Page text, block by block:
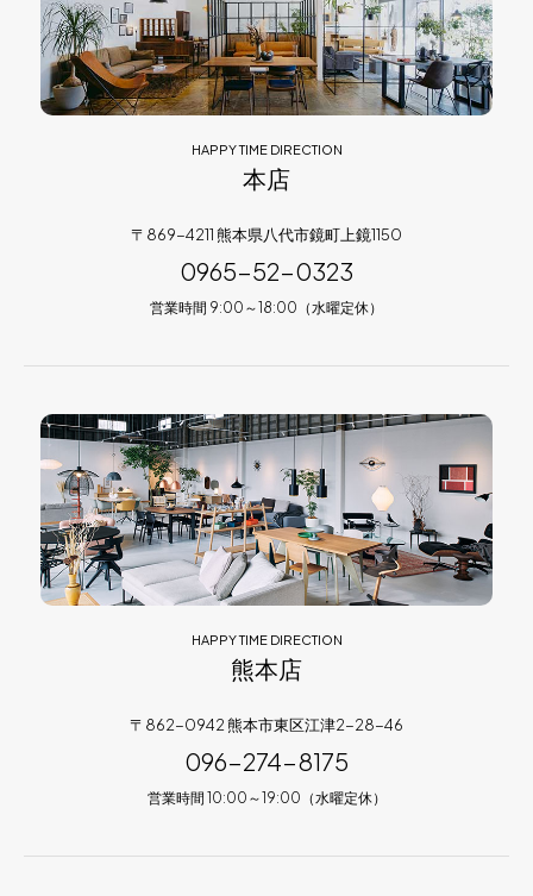
HAPPY TIME DIRECTION
本店
〒869-4211 熊本県八代市鏡町上鏡1150
0965-52-0323
営業時間 9:00～18:00（水曜定休）
HAPPY TIME DIRECTION
熊本店
〒862-0942 熊本市東区江津2-28-46
096-274-8175
営業時間 10:00～19:00（水曜定休）